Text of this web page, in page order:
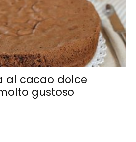
al cacao dolce
gustoso